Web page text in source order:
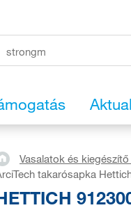
Vasalatok és
takarósapka